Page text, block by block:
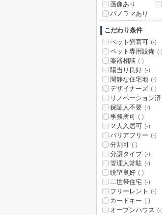
画像あり
パノラマあり
こだわり条件
ペット飼育可 (-)
ペット専用設備 (-
楽器相談 (-)
陽当り良好 (-)
閑静な住宅地 (-)
デザイナーズ (-)
リノベーション済
保証人不要 (-)
事務所可 (-)
２人入居可 (-)
バリアフリー (-)
分割可 (-)
分譲タイプ (-)
管理人常駐 (-)
眺望良好 (-)
二世帯住宅 (-)
フリーレント (-)
カードキー (-)
オープンハウス (-